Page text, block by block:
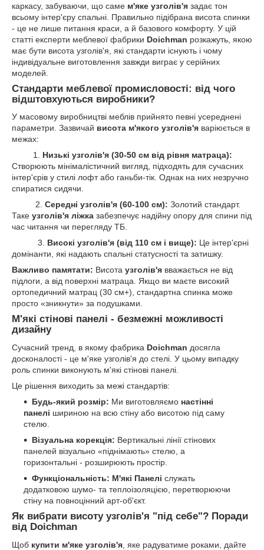
каркасу, забуваючи, що саме м'яке узголів'я задає тон
всьому інтер'єру спальні. Правильно підібрана висота спинки
- це не лише питання краси, а й базового комфорту. У цій
статті експерти меблевої фабрики Doichman розкажуть, якою
має бути висота узголів'я, які стандарти існують і чому
індивідуальне виготовлення завжди виграє у серійних
моделей.
Стандарти меблевої промисловості: від чого
відштовхуються виробники?
У масовому виробництві меблів прийнято певні усереднені
параметри. Зазвичай висота м'якого узголів'я варіюється в
межах:
1. Низькі узголів'я (30-50 см від рівня матраца):
Створюють мінімалістичний вигляд, підходять для сучасних
інтер'єрів у стилі лофт або ганьби-тік. Однак на них незручно
спиратися сидячи.
2. Середні узголів'я (60-100 см): Золотий стандарт.
Таке узголів'я ліжка забезпечує надійну опору для спини під
час читання чи перегляду ТБ.
3. Високі узголів'я (від 110 см і вище): Це інтер'єрні
домінанти, які надають спальні статусності та затишку.
Важливо памятати: Висота узголів'я вважається не від
підлоги, а від поверхні матраца. Якщо ви маєте високий
ортопедичний матрац (30 см+), стандартна спинка може
просто «зникнути» за подушками.
М'які стінові панелі - безмежні можливості
дизайну
Сучасний тренд, в якому фабрика Doichman досягла
досконалості - це м'яке узголів'я до стелі. У цьому випадку
роль спинки виконують м'які стінові панелі.
Це рішення виходить за межі стандартів:
Будь-який розмір: Ми виготовляємо настінні
панелі шириною на всю стіну або висотою під саму
стелю.
Візуальна корекція: Вертикальні лінії стінових
панелей візуально «піднімають» стелю, а
горизонтальні - розширюють простір.
Функціональність: М'які Панелі служать
додатковою шумо- та теплоізоляцією, перетворюючи
стіну на повноцінний арт-об'єкт.
Як вибрати висоту узголів'я "під себе"? Поради
від Doichman
Щоб купити м'яке узголів'я , яке радуватиме роками, дайте